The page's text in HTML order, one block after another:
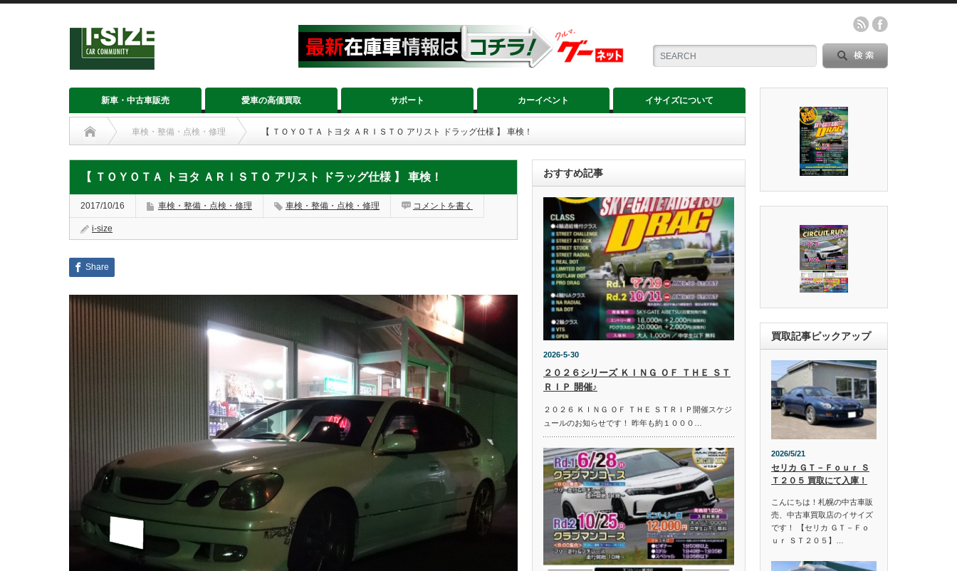
新車・中古車販売 愛車の高価買取 サポート カーイベント イサイズについて
車検・整備・点検・修理 【 ＴＯＹＯＴＡ トヨタ ＡＲＩＳＴＯ アリスト ドラッグ仕様 】 車検！
【 ＴＯＹＯＴＡ トヨタ ＡＲＩＳＴＯ アリスト ドラッグ仕様 】 車検！
2017/10/16 車検・整備・点検・修理 車検・整備・点検・修理 コメントを書く
i-size
Share
おすすめ記事
2026-5-30
２０２６シリーズ ＫＩＮＧ ＯＦ ＴＨＥ ＳＴ
ＲＩＰ 開催♪
２０２６ ＫＩＮＧ ＯＦ ＴＨＥ ＳＴＲＩＰ開催スケジ
ュールのお知らせです！ 昨年も約１０００…
買取記事ピックアップ
2026/5/21
セリカ ＧＴ－Ｆｏｕｒ Ｓ
Ｔ２０５ 買取にて入庫！
こんにちは！札幌の中古車販
売、中古車買取店のイサイズ
です！ 【セリカ ＧＴ－Ｆｏ
ｕｒ ＳＴ２０５】…